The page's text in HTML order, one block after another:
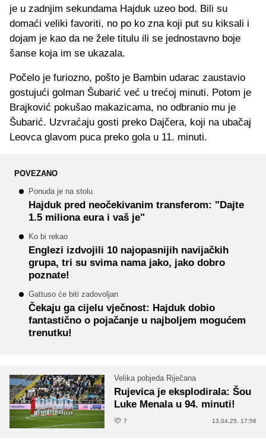
je u zadnjim sekundama Hajduk uzeo bod. Bili su
domaći veliki favoriti, no po ko zna koji put su kiksali i
dojam je kao da ne žele titulu ili se jednostavno boje
šanse koja im se ukazala.
Počelo je furiozno, pošto je Bambin udarac zaustavio
gostujući golman Šubarić već u trećoj minuti. Potom je
Brajković pokušao makazicama, no odbranio mu je
Šubarić. Uzvraćaju gosti preko Dajčera, koji na ubačaj
Leovca glavom puca preko gola u 11. minuti.
POVEZANO
Ponuda je na stolu
Hajduk pred neočekivanim transferom: "Dajte
1.5 miliona eura i vaš je"
Ko bi rekao
Englezi izdvojili 10 najopasnijih navijačkih
grupa, tri su svima nama jako, jako dobro
poznate!
Gattuso će biti zadovoljan
Čekaju ga cijelu vječnost: Hajduk dobio
fantastično o pojačanje u najboljem mogućem
trenutku!
Velika pobjeda Riječana
Rujevica je eksplodirala: Šou
Luke Menala u 94. minuti!
7 13.04.25. 17:56